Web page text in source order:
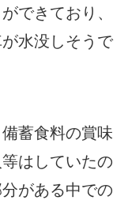
できており、
水没しそうで
蓄食料の賞味
はしていたの
がある中での